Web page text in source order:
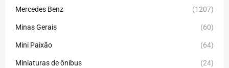
Mercedes Benz (1207)
Minas Gerais (60)
Mini Paixão (64)
Miniaturas de ônibus (24)